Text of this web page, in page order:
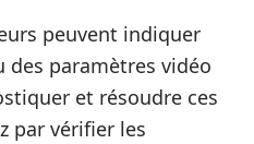
peuvent indiquer
des paramètres vidéo
et résoudre ces
par vérifier les